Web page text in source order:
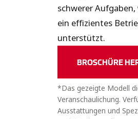
schwerer
ein effizientes
unterstützt.
BROSCHÜRE
*Das gezeigte Modell
Veranschaulichung.
Ausstattungen und